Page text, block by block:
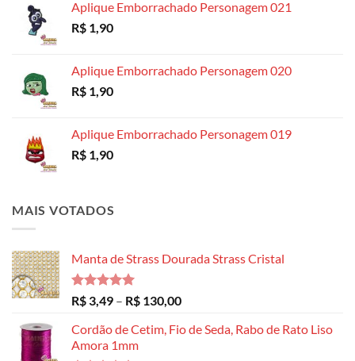
R$ 8,99
Aplique Emborrachado Personagem 021
R$ 1,90
Aplique Emborrachado Personagem 020
R$ 1,90
Aplique Emborrachado Personagem 019
R$ 1,90
MAIS VOTADOS
Manta de Strass Dourada Strass Cristal
Avaliação
5.00
de 5
R$ 3,49 – R$ 130,00Faixa
preço:
Cordão de Cetim, Fio de Seda, Rabo de Rato Liso
Amora 1mm